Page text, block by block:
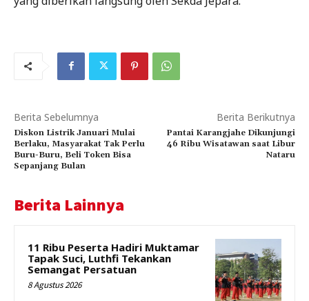
Berita Sebelumnya
Diskon Listrik Januari Mulai
Berlaku, Masyarakat Tak Perlu
Buru-Buru, Beli Token Bisa
Sepanjang Bulan
Berita Berikutnya
Pantai Karangjahe Dikunjungi
46 Ribu Wisatawan saat Libur
Nataru
Berita Lainnya
11 Ribu Peserta Hadiri Muktamar
Tapak Suci, Luthfi Tekankan
Semangat Persatuan
8 Agustus 2026